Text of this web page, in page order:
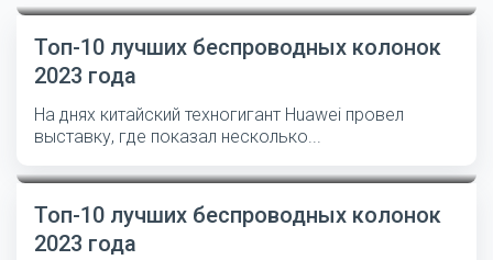
Топ-10 лучших беспроводных колонок
2023 года
На днях китайский техногигант Huawei провел
выставку, где показал несколько...
Топ-10 лучших беспроводных колонок
2023 года